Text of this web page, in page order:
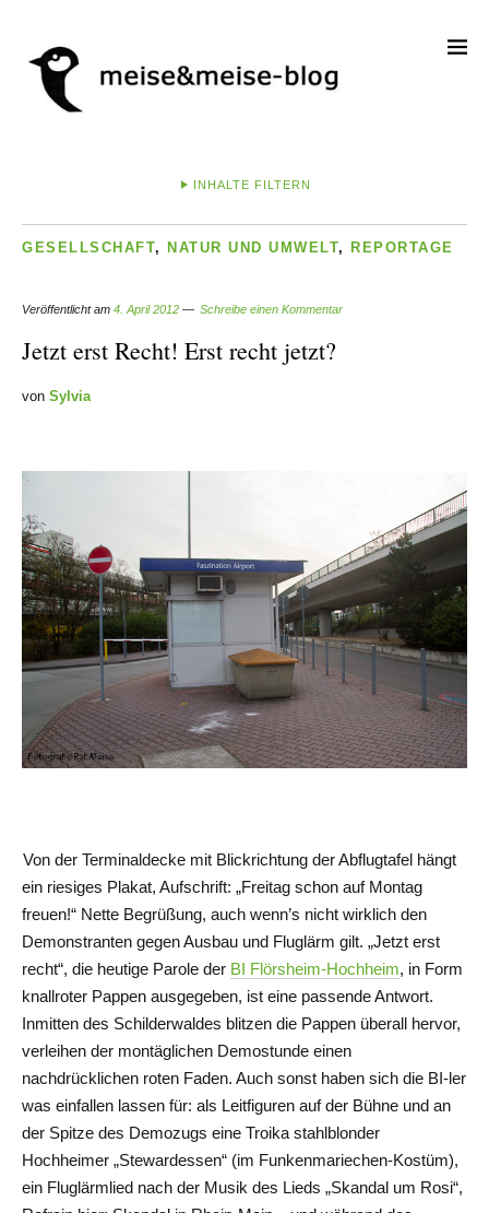
INHALTE FILTERN
GESELLSCHAFT, NATUR UND UMWELT, REPORTAGE
Veröffentlicht am 4. April 2012 Schreibe einen Kommentar
Jetzt erst Recht! Erst recht jetzt?
von Sylvia
Von der Terminaldecke mit Blickrichtung der Abflugtafel hängt
ein riesiges Plakat, Aufschrift: „Freitag schon auf Montag
freuen!“ Nette Begrüßung, auch wenn’s nicht wirklich den
Demonstranten gegen Ausbau und Fluglärm gilt. „Jetzt erst
recht“, die heutige Parole der BI Flörsheim-Hochheim, in Form
knallroter Pappen ausgegeben, ist eine passende Antwort.
Inmitten des Schilderwaldes blitzen die Pappen überall hervor,
verleihen der montäglichen Demostunde einen
nachdrücklichen roten Faden. Auch sonst haben sich die BI-ler
was einfallen lassen für: als Leitfiguren auf der Bühne und an
der Spitze des Demozugs eine Troika stahlblonder
Hochheimer „Stewardessen“ (im Funkenmariechen-Kostüm),
ein Fluglärmlied nach der Musik des Lieds „Skandal um Rosi“,